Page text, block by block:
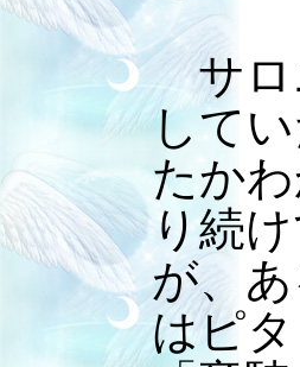
サロ
して
たか
り続
が、
はピ